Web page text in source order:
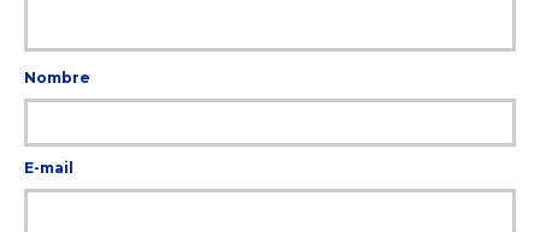
Nombre
E-mail